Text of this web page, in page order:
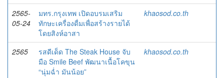
2565-
05-24
มทร.กรุงเทพ เปิดอบรมเสริม
ทักษะเครื่องดื่มเพื่อสร้างรายได้
โดยสิงห์อาสา
khaosod.co.th
2565
รสดีเด็ด The Steak House จับ
มือ Smile Beef พัฒนาเนื้อโคขุน
“นุ่มฉ่ำ มันน้อย”
khaosod.co.th